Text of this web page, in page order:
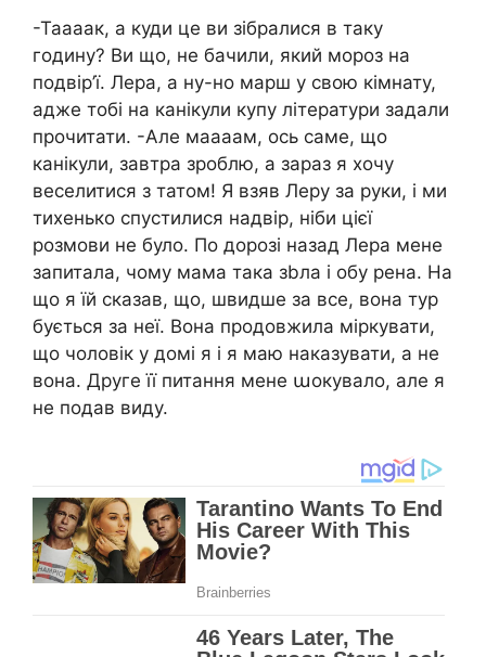
-Таааак, а куди це ви зібралися в таку
годину? Ви що, не бачили, який мороз на
подвір’ї. Лера, а ну-но марш у свою кімнату,
адже тобі на канікули купу літератури задали
прочитати. -Але маааам, ось саме, що
канікули, завтра зроблю, а зараз я хочу
веселитися з татом! Я взяв Леру за руки, і ми
тихенько спустилися надвір, ніби цієї
розмови не було. По дорозі назад Лера мене
запитала, чому мама така зbла і обу рена. На
що я їй сказав, що, швидше за все, вона тур
бується за неї. Вона продовжила міркувати,
що чоловік у домі я і я маю наказувати, а не
вона. Друге її питання мене աокувало, але я
не подав виду.